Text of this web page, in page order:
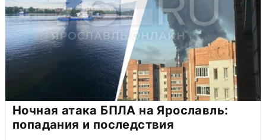
Ночная атака БПЛА на Ярославль:
попадания и последствия